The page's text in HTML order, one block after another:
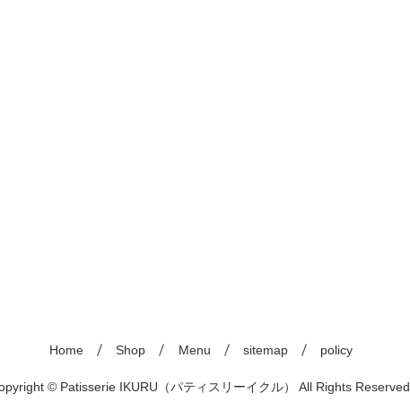
Home Shop Menu sitemap policy
© Patisserie IKURU（パティスリーイクル） All Rights Reserved.